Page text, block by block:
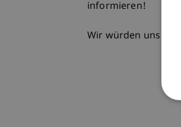
informieren!
Wir würden uns